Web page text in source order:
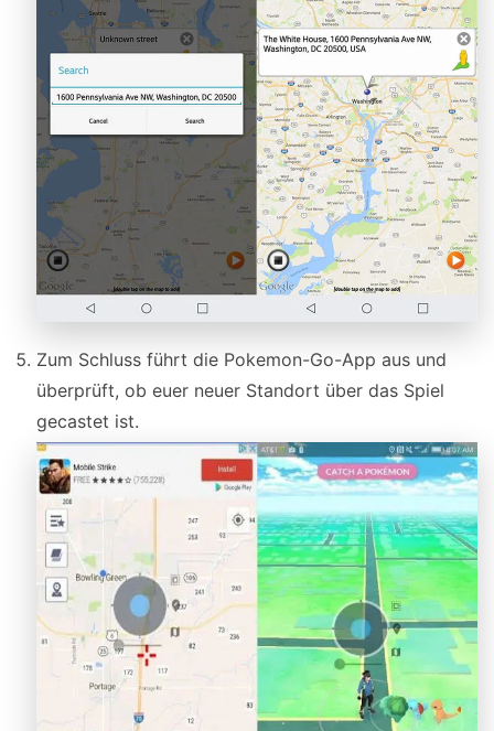
Zum Schluss führt die Pokemon-Go-App aus und
überprüft, ob euer neuer Standort über das Spiel
gecastet ist.